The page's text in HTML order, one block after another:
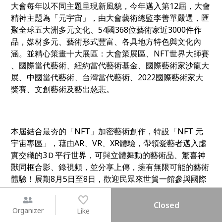
大會每年以不同主題呈現新風貌，今年邁入第12屆，大會
精神主題為「元宇宙」，由大會藝術總監李善單嚴選，匯
聚全球五大洲多元文化、54國368位藝術家近3000件作
品，媒材多元、藝術形式豐富、各具地方特色與文化內
涵。並精心策畫十大展區：大會策展區、NFT世界大師賽
、國際當代藝術、紐約當代藝術基金、國際藝術家沙龍大
展、中國當代藝術、台灣當代藝術、 2022國際藝術家大
獎賽、文創藝術及藝出慈悲。
本屆結合最夯的「NFT」加密藝術創作，特設「NFT 元
宇宙專區」，藉由AR、VR、XR體驗，帶領愛藝者邁入虛
實交織的3Ｄ平行世界，可與立體舞動的藝術品、驚喜神
獸同框合影、錄視頻，並分享上傳，擁有無限可能的藝術
體驗！展期8月5日至8日，歡迎民眾來世貿一館參與國際
級藝術盛事！
Organizer Like
Closed